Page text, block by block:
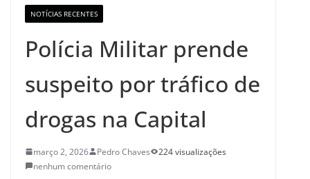
NOTÍCIAS RECENTES
Polícia Militar prende
suspeito por tráfico de
drogas na Capital
março 2, 2026 Pedro Chaves
224 visualizações
nenhum comentário